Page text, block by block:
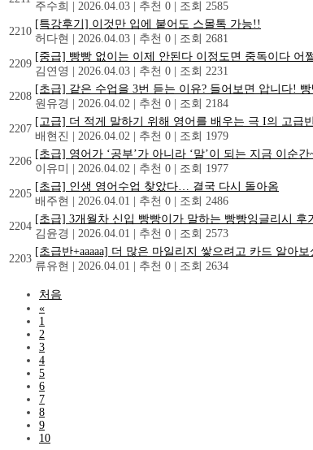
주수희 | 2026.04.03 | 추천 0 | 조회 2585
2210
[특강후기] 이것만 입에 붙어도 스몰톡 가능!!
허다현 | 2026.04.03 | 추천 0 | 조회 2681
2209
[중급] 빵빵 없이는 이제 안된다 이정도면 중독이다 어
김연영 | 2026.04.03 | 추천 0 | 조회 2231
2208
[초급] 같은 수업을 3번 듣는 이유? 들어보면 압니다! 빵
원유경 | 2026.04.02 | 추천 0 | 조회 2184
2207
[고급] 더 적게 말하기 위해 영어를 배우는 극 I의 고급
배현진 | 2026.04.02 | 추천 0 | 조회 1979
2206
[초급] 영어가 ‘공부’가 아니라 ‘말’이 되는 지금 이순간
이유미 | 2026.04.02 | 추천 0 | 조회 1977
2205
[초급] 인생 영어수업 찾았다… 결국 다시 돌아옴
배주현 | 2026.04.01 | 추천 0 | 조회 2486
2204
[초급] 3개월차 신입 빵빵이가 말하는 빵빵잉글리시 후
김윤경 | 2026.04.01 | 추천 0 | 조회 2573
2203
[초급반+aaaaa] 더 많은 마일리지 쌓으려고 카드 알아
류유현 | 2026.04.01 | 추천 0 | 조회 2634
처음
«
1
2
3
4
5
6
7
8
9
10